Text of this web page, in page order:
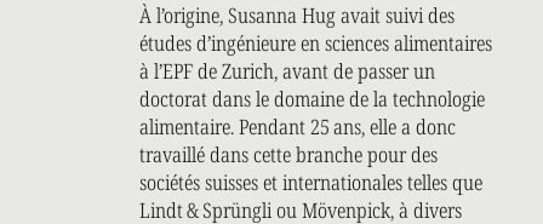
À l’origine, Susanna Hug avait suivi des
études d’ingénieure en sciences alimentaires
à l’EPF de Zurich, avant de passer un
doctorat dans le domaine de la technologie
alimentaire. Pendant 25 ans, elle a donc
travaillé dans cette branche pour des
sociétés suisses et internationales telles que
Lindt & Sprüngli ou Mövenpick, à divers